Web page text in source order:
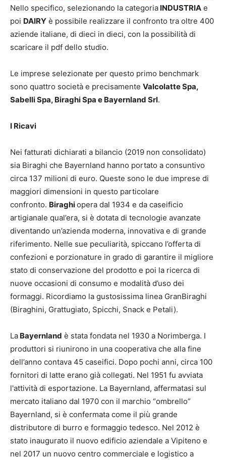
Nello specifico, selezionando la categoria INDUSTRIA e
poi DAIRY è possibile realizzare il confronto tra oltre 400
aziende italiane, di dieci in dieci, con la possibilità di
scaricare il pdf dello studio.
Le imprese selezionate per questo primo benchmark
sono quattro società e precisamente Valcolatte Spa,
Sabelli Spa, Biraghi Spa e Bayernland Srl.
I Ricavi
Nei fatturati dichiarati a bilancio (2019 non consolidato)
sia Biraghi che Bayernland hanno portato a consuntivo
circa 137 milioni di euro. Queste sono le due imprese di
maggiori dimensioni in questo particolare
confronto. Biraghiopera dal 1934 e da caseificio
artigianale qual’era, si è dotata di tecnologie avanzate
diventando un’azienda moderna, innovativa e di grande
riferimento. Nelle sue peculiarità, spiccano l’offerta di
confezioni e porzionature in grado di garantire il migliore
stato di conservazione del prodotto e poi la ricerca di
nuove occasioni di consumo e modalità d’uso dei
formaggi. Ricordiamo la gustosissima linea GranBiraghi
(Biraghini, Grattugiato, Spicchi, Snack e Petali).
La Bayernland è stata fondata nel 1930 a Norimberga. I
produttori si riunirono in una cooperativa che alla fine
dell’anno contava 45 caseifici. Dopo pochi anni, circa 100
fornitori di latte erano già collegati. Nel 1951 fu avviata
l'attività di esportazione. La Bayernland, affermatasi sul
mercato italiano dal 1970 con il marchio “ombrello”
Bayernland, si è confermata come il più grande
distributore di burro e formaggio tedesco. Nel 2012 è
stato inaugurato il nuovo edificio aziendale a Vipiteno e
nel 2017 un nuovo centro commerciale e logistico a